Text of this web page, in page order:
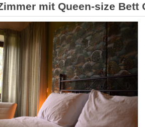
mit Queen-size Bett